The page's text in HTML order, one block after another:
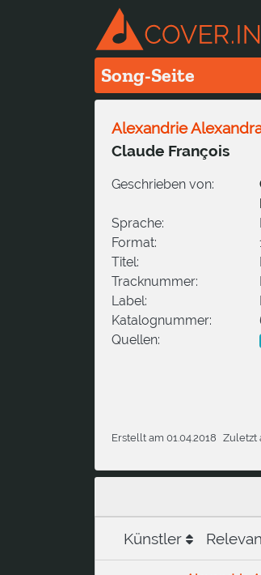
Song-Seite
Alexandrie
Claude François
Geschrieben von:
Sprache:
Format:
Titel:
Tracknummer:
Label:
Katalognummer:
Quellen:
Erstellt am 01.04.2018 Zuletzt
Künstler